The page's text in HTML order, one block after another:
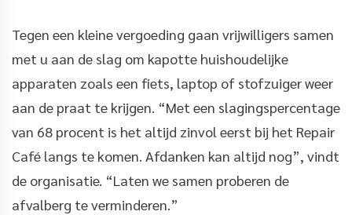
Tegen een kleine vergoeding gaan vrijwilligers samen
met u aan de slag om kapotte huishoudelijke
apparaten zoals een fiets, laptop of stofzuiger weer
aan de praat te krijgen. “Met een slagingspercentage
van 68 procent is het altijd zinvol eerst bij het Repair
Café langs te komen. Afdanken kan altijd nog”, vindt
de organisatie. “Laten we samen proberen de
afvalberg te verminderen.”